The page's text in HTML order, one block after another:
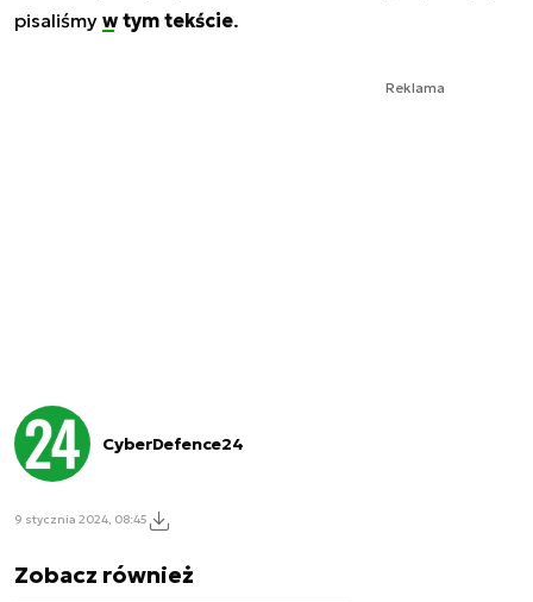
pisaliśmy w tym tekście.
Reklama
CyberDefence24
9 stycznia 2024, 08:45
Zobacz również